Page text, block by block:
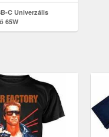
C Univerzális
65W